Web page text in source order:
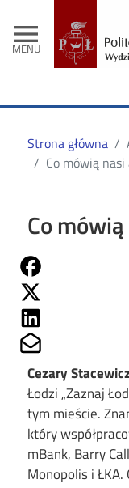
menu
MENU
Strona główna
Co mówią
Co
Cezary Stacewicz
Łodzi„Zaznaj
tym mieście.
który
mBank, Barry
Monopolis i ŁKA.